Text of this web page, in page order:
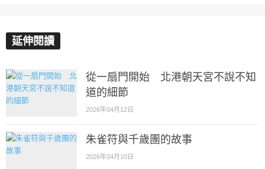
延伸閱讀
從一扇門開始 北港朝天宮不說不知
道的細節
2026年04月12日
朱雀符與千歲團的故事
2026年04月10日